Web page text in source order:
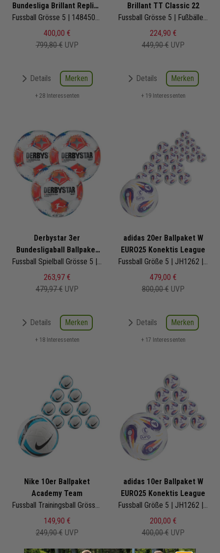
Bundesliga Brillant Replica
v25
Fussball Grösse 5 | 1484500025 | Bundesligaball | Fußbälle Set 20-teilig
400,00 €
799,80 € UVP
Details Merken
+ 28 Interessenten
Brillant TT Classic 22
Fussball Grösse 5 | Fußbälle Set 10-teilig
224,90 €
449,90 € UVP
Details Merken
+ 19 Interessenten
Derbystar 3er
Bundesligaball Ballpaket
Bundesliga Brillant APS
v25
263,97 €
479,97 € UVP
Details Merken
+ 18 Interessenten
adidas 20er Ballpaket W
EURO25 Konektis League
479,00 €
800,00 € UVP
Details Merken
+ 17 Interessenten
Nike 10er Ballpaket
Academy Team
Fussball Trainingsball Grösse 5 | HV4387-101 | Fußbälle Set 10-teilig
149,90 €
249,90 € UVP
adidas 10er Ballpaket W
EURO25 Konektis League
Fussball Größe 5 | JH1262 | Frauen Europameisterschaft 2025 | EM-Ball
200,00 €
400,00 € UVP